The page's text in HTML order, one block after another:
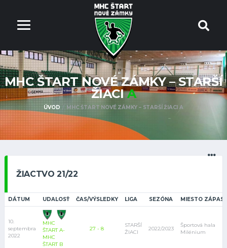
MHC ŠTART NOVÉ ZÁMKY – STARŠÍ
ŽIACIA
ÚVOD MHC ŠTART NOVÉ ZÁMKY – STARŠÍ ŽIACI A
ŽIACTVO 21/22
DÁTUM UDALOSŤ ČAS/VÝSLEDKY LIGA SEZÓNA MIESTO
10.
septembra
2022
MHC
ŠTART A-
MHC
ŠTART B
27 - 8
STARŠÍ
ŽIACI
2022/2023
Športová hala
Milénium